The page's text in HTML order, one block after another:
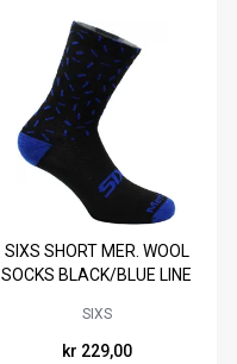
36 40 44
SIXS SHORT MER. WOOL
SOCKS BLACK/BLUE LINE
SIXS
kr 229,00